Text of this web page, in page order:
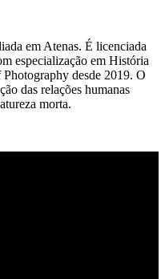
em Atenas. É licenciada
especialização em História
desde 2019. O
das relações humanas
morta.